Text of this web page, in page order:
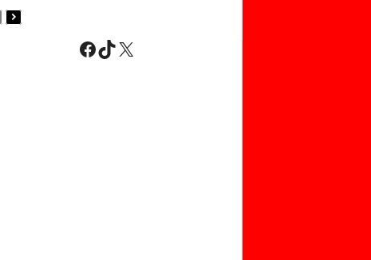
Facebook
TikTok
X